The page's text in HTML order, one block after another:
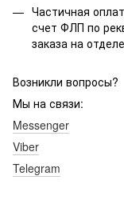
Частичная
счет ФЛП по
заказа на
Возникли вопросы?
Мы на связи:
Messenger
Viber
Telegram